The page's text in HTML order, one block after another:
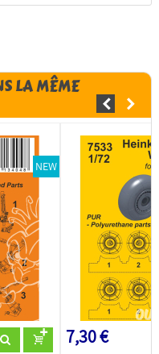
LA MÊME
NEW
7,30 €